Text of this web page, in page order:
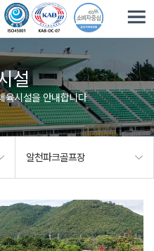
설
육시설을 안내합니다.
알천파크골프장